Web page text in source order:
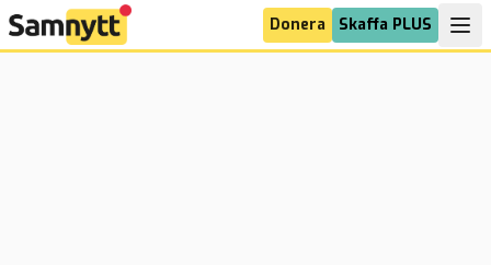
Donera Skaffa PLUS